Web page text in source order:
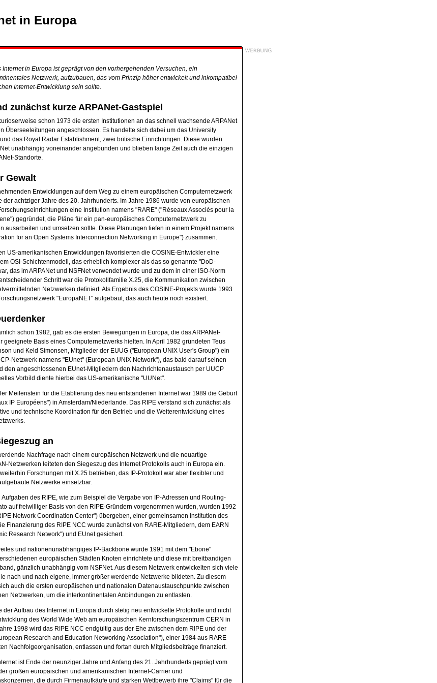
in Europa
Internet in Europa ist geprägt von den vorhergehenden Versuchen, ein
Netzwerk, aufzubauen, das vom Prinzip höher entwickelt und inkompatibel
Internet-Entwicklung sein sollte.
zunächst kurze ARPANet-Gastspiel
schon 1973 die ersten Institutionen an das schnell wachsende ARPANet
Überseeleitungen angeschlossen. Es handelte sich dabei um das University
das Royal Radar Establishment, zwei britische Einrichtungen. Diese wurden
unabhängig voneinander angebunden und blieben lange Zeit auch die einzigen
Standorte.
Gewalt
Entwicklungen auf dem Weg zu einem europäischen Computernetzwerk
der achtziger Jahre des 20. Jahrhunderts. Im Jahre 1986 wurde von europäischen
eine Institution namens "RARE" ("Réseaux Associés pour la
gegründet, die Pläne für ein pan-europäisches Computernetzwerk zu
ausarbeiten und umsetzen sollte. Diese Planungen liefen in einem Projekt namens
for an Open Systems Interconnection Networking in Europe") zusammen.
US-amerikanischen Entwicklungen favorisierten die COSINE-Entwickler eine
OSI-Schichtenmodell, das erheblich komplexer als das so genannte "DoD-
das im ARPANet und NSFNet verwendet wurde und zu dem in einer ISO-Norm
Schritt war die Protokollfamilie X.25, die Kommunikation zwischen
Netzwerken definiert. Als Ergebnis des COSINE-Projekts wurde 1993
"EuropaNET" aufgebaut, das auch heute noch existiert.
schon 1982, gab es die ersten Bewegungen in Europa, die das ARPANet-
geeignete Basis eines Computernetzwerks hielten. In April 1982 gründeten Teus
und Keld Simonsen, Mitglieder der EUUG ("European UNIX User's Group") ein
Netzwerk namens "EUnet" (European UNIX Network"), das bald darauf seinen
den angeschlossenen EUnet-Mitgliedern den Nachrichtenaustausch per UUCP
Vorbild diente hierbei das US-amerikanische "UUNet".
Meilenstein für die Etablierung des neu entstandenen Internet war 1989 die Geburt
IP Européens") in Amsterdam/Niederlande. Das RIPE verstand sich zunächst als
und technische Koordination für den Betrieb und die Weiterentwicklung eines
an
Nachfrage nach einem europäischen Netzwerk und die neuartige
Netzwerken leiteten den Siegeszug des Internet Protokolls auch in Europa ein.
Forschungen mit X.25 betrieben, das IP-Protokoll war aber flexibler und
Netzwerke einsetzbar.
Aufgaben des RIPE, wie zum Beispiel die Vergabe von IP-Adressen und Routing-
auf freiwilliger Basis von den RIPE-Gründern vorgenommen wurden, wurden 1992
Network Coordination Center") übergeben, einer gemeinsamen Institution des
Finanzierung des RIPE NCC wurde zunächst von RARE-Mitgliedern, dem EARN
Research Network") und EUnet gesichert.
und nationenunabhängiges IP-Backbone wurde 1991 mit dem "Ebone"
europäischen Städten Knoten einrichtete und diese mit breitbandigen
gänzlich unabhängig vom NSFNet. Aus diesem Netzwerk entwickelten sich viele
nach und nach eigene, immer größer werdende Netzwerke bildeten. Zu diesem
auch die ersten europäischen und nationalen Datenaustauschpunkte zwischen
Netzwerken, um die interkontinentalen Anbindungen zu entlasten.
der Aufbau des Internet in Europa durch stetig neu entwickelte Protokolle und nicht
des World Wide Web am europäischen Kernforschungszentrum CERN in
1998 wird das RIPE NCC endgültig aus der Ehe zwischen dem RIPE und der
Research and Education Networking Association"), einer 1984 aus RARE
Nachfolgeorganisation, entlassen und fortan durch Mitgliedsbeiträge finanziert.
ist Ende der neunziger Jahre und Anfang des 21. Jahrhunderts geprägt vom
großen europäischen und amerikanischen Internet-Carrier und
die durch Firmenaufkäufe und starken Wettbewerb ihre "Claims" für die